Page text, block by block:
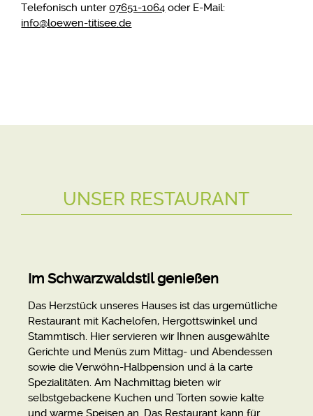
Telefonisch unter07651-1064 oder E-Mail:
info@loewen-titisee.de
UNSER RESTAURANT
Im Schwarzwaldstil genießen
Das Herzstück unseres Hauses ist das urgemütliche
Restaurant mit Kachelofen, Hergottswinkel und
Stammtisch. Hier servieren wir Ihnen ausgewählte
Gerichte und Menüs zum Mittag- und Abendessen
sowie die Verwöhn-Halbpension und á la carte
Spezialitäten. Am Nachmittag bieten wir
selbstgebackene Kuchen und Torten sowie kalte
und warme Speisen an. Das Restaurant kann für